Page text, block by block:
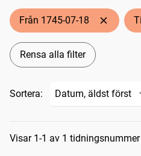
Från 1745-07-18
Rensa alla filter
Sortera:
Sökresultat
Visar 1-1 av 1 tidningsnummer